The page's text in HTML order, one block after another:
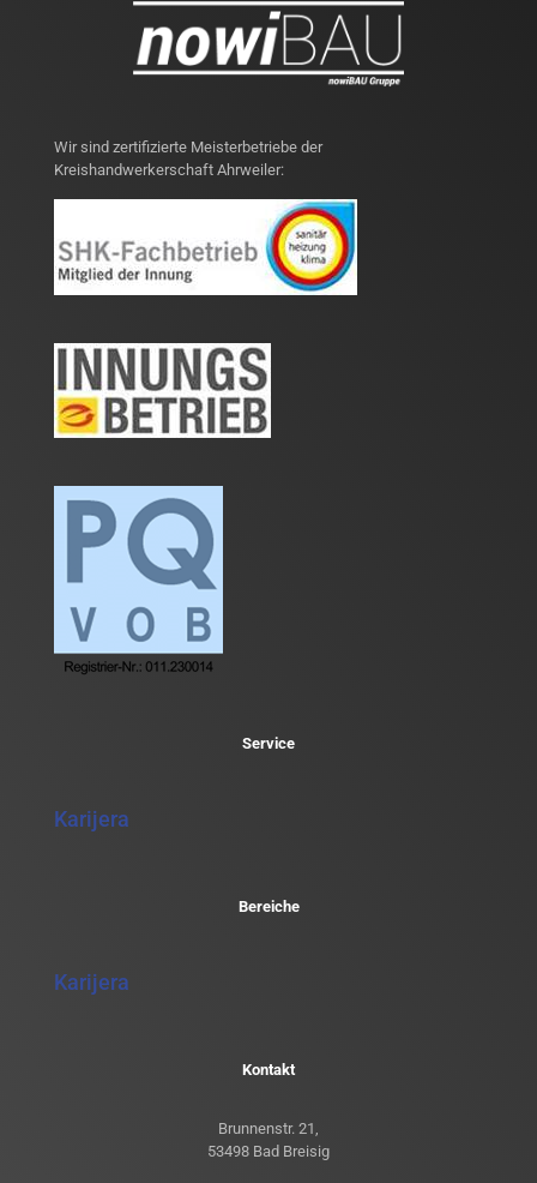
Wir sind zertifizierte Meisterbetriebe der
Kreishandwerkerschaft Ahrweiler:
Service
Karijera
Bereiche
Karijera
Kontakt
Brunnenstr. 21,
53498 Bad Breisig